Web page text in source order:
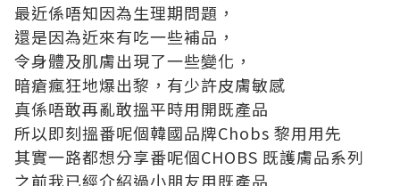
最近係唔知因為生理期問題，
還是因為近來有吃一些補品，
令身體及肌膚出現了一些變化，
暗瘡瘋狂地爆出黎，有少許皮膚敏感
真係唔敢再亂敢搵平時用開既產品
所以即刻搵番呢個韓國品牌Chobs 黎用用先
其實一路都想分享番呢個CHOBS 既護膚品系列
之前我已經介紹過小朋友用既產品